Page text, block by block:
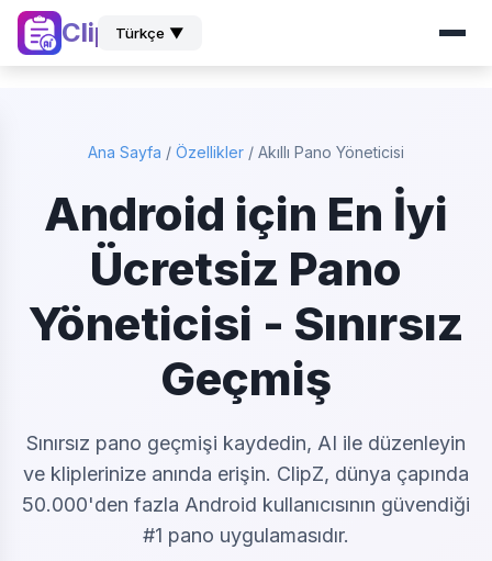
ClipZTürkçe ▼
Ana Sayfa / Özellikler / Akıllı Pano Yöneticisi
Android için En İyi
Ücretsiz Pano
Yöneticisi - Sınırsız
Geçmiş
Sınırsız pano geçmişi kaydedin, AI ile düzenleyin
ve kliplerinize anında erişin. ClipZ, dünya çapında
50.000'den fazla Android kullanıcısının güvendiği
#1 pano uygulamasıdır.